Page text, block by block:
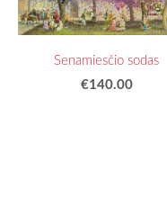
Senamiesčio sodas
€140.00